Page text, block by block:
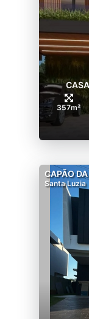
357m²
CAPÃO
Santa Luzia